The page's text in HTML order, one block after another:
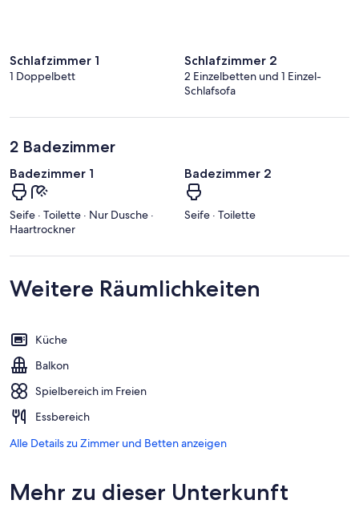
Schlafzimmer 1
1 Doppelbett
Schlafzimmer 2
2 Einzelbetten und 1 Einzel-
Schlafsofa
2 Badezimmer
Badezimmer 1
Seife · Toilette · Nur Dusche ·
Haartrockner
Badezimmer 2
Seife · Toilette
Weitere Räumlichkeiten
Küche
Balkon
Spielbereich im Freien
Essbereich
Alle Details zu Zimmer und Betten anzeigen
Mehr zu dieser Unterkunft